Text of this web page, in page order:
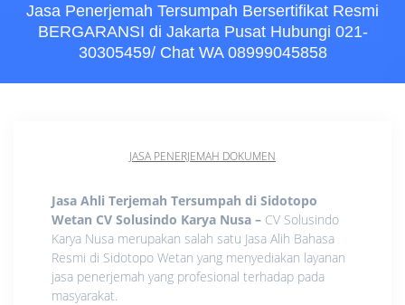
Jasa Penerjemah Tersumpah Bersertifikat Resmi
BERGARANSI di Jakarta Pusat Hubungi 021-
30305459/ Chat WA 08999045858
JASA PENERJEMAH DOKUMEN
Jasa Ahli Terjemah Tersumpah di Sidotopo
Wetan CV Solusindo Karya Nusa – CV Solusindo
Karya Nusa merupakan salah satu Jasa Alih Bahasa
Resmi di Sidotopo Wetan yang menyediakan layanan
jasa penerjemah yang profesional terhadap pada
masyarakat.